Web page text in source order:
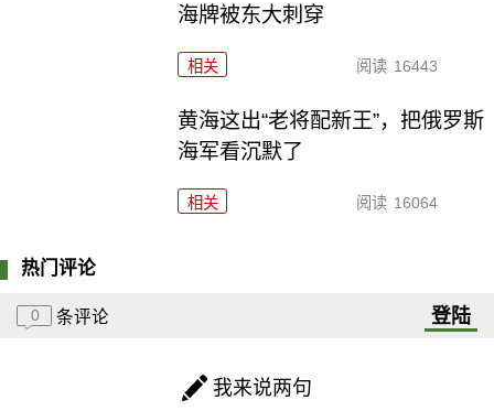
海牌被东大刺穿
相关 阅读 16443
黄海这出“老将配新王”，把俄罗斯
海军看沉默了
相关 阅读 16064
热门评论
0 条评论 登陆
我来说两句